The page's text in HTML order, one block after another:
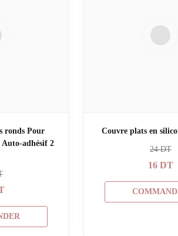
ronds Pour
adhésif 2
Couvre plats en
24DT
16DT